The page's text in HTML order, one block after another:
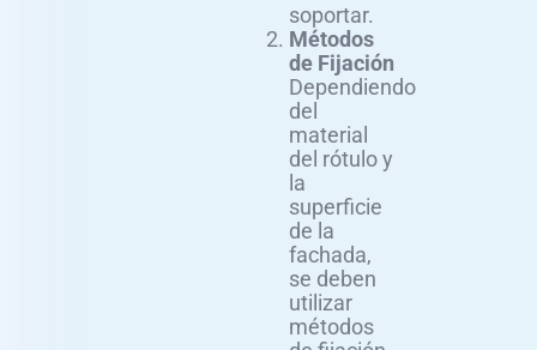
soportar.
Métodos
de Fijación
Dependiendo
del
material
del rótulo y
la
superficie
de la
fachada,
se deben
utilizar
métodos